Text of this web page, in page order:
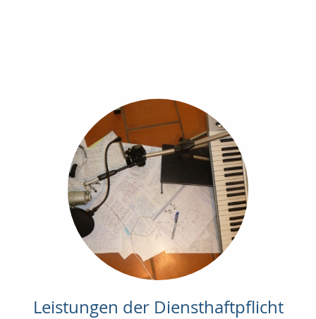
Leistungen der Diensthaftpflicht